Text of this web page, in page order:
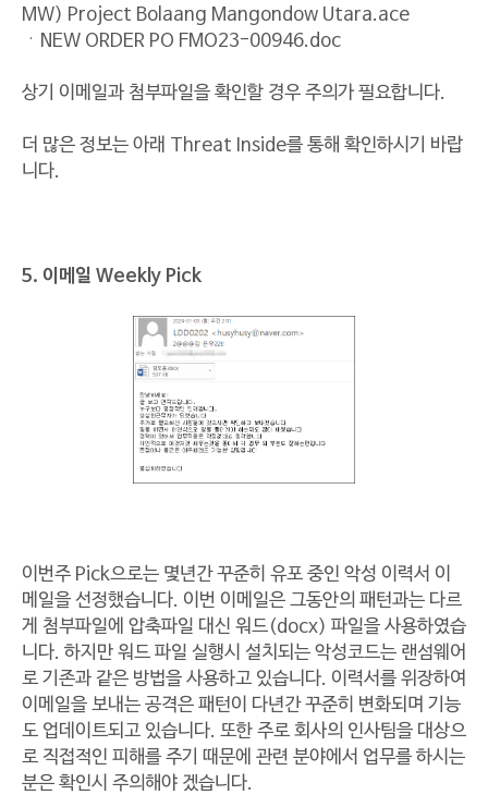
MW) Project Bolaang Mangondow Utara.ace
ㆍNEW ORDER PO FMO23-00946.doc
상기 이메일과 첨부파일을 확인할 경우 주의가 필요합니다.
더 많은 정보는 아래 Threat Inside를 통해 확인하시기 바랍
니다.
5. 이메일 Weekly Pick
이번주 Pick으로는 몇년간 꾸준히 유포 중인 악성 이력서 이
메일을 선정했습니다. 이번 이메일은 그동안의 패턴과는 다르
게 첨부파일에 압축파일 대신 워드(docx) 파일을 사용하였습
니다. 하지만 워드 파일 실행시 설치되는 악성코드는 랜섬웨어
로 기존과 같은 방법을 사용하고 있습니다. 이력서를 위장하여
이메일을 보내는 공격은 패턴이 다년간 꾸준히 변화되며 기능
도 업데이트되고 있습니다. 또한 주로 회사의 인사팀을 대상으
로 직접적인 피해를 주기 때문에 관련 분야에서 업무를 하시는
분은 확인시 주의해야 겠습니다.